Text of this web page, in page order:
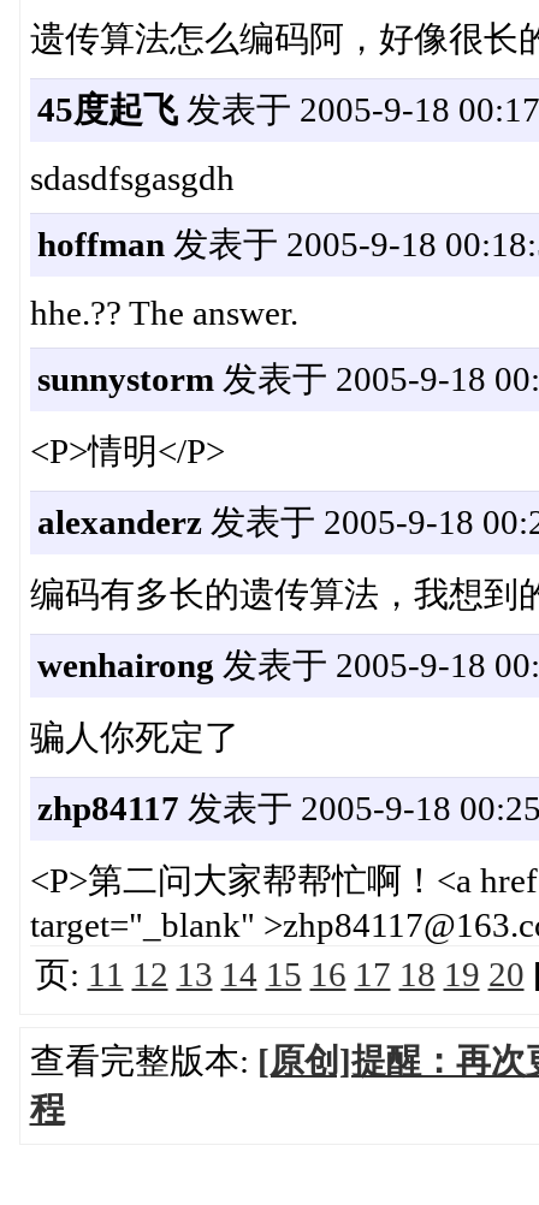
遗传算法怎么编码阿，好像很长
45度起飞发表于 2005-9-18
sdasdfsgasgdh
hoffman 发表于 2005-9-18
hhe.?? The answer.
sunnystorm 发表于 2005-9-18
<P>情明</P>
alexanderz发表于 2005-9-18
编码有多长的遗传算法，我想到
wenhairong 发表于 2005-9-18
骗人你死定了
zhp84117 发表于 2005-9-18
<P>第二问大家帮帮忙啊！<a
target="_blank"
页: 11 12 13 14 15 16 17 18 19 20
查看完整版本: [原创]提醒：再次
程